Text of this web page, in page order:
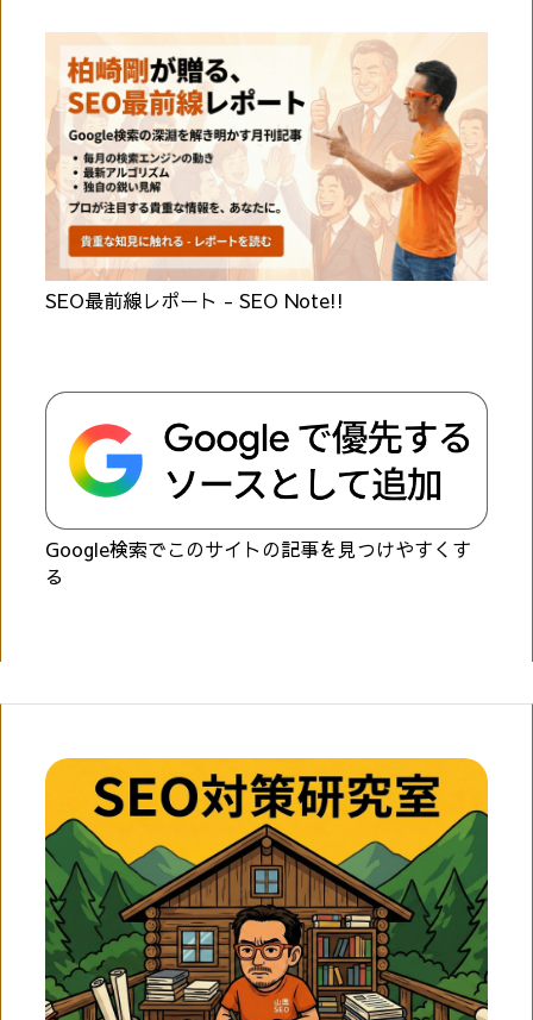
SEO最前線レポート - SEO Note!!
Google検索でこのサイトの記事を見つけやすくす
る